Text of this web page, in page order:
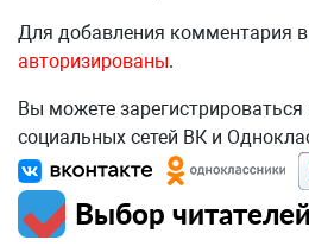
Для добавления комментария
авторизированы.
Вы можете
социальных сетей ВК и
Выбор читателей